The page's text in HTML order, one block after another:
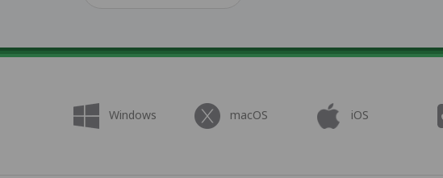
Windows macOS iOS